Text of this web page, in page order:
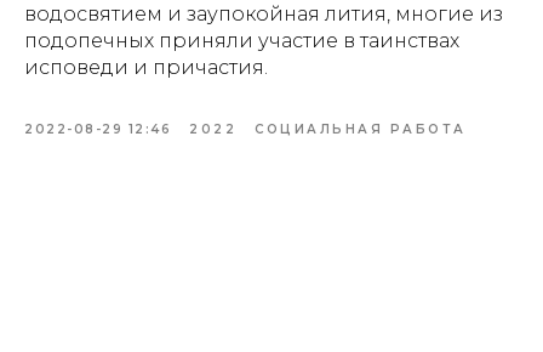
водосвятием и заупокойная лития, многие из
подопечных приняли участие в таинствах
исповеди и причастия.
2022-08-29 12:46 2022 СОЦИАЛЬНАЯ РАБОТА